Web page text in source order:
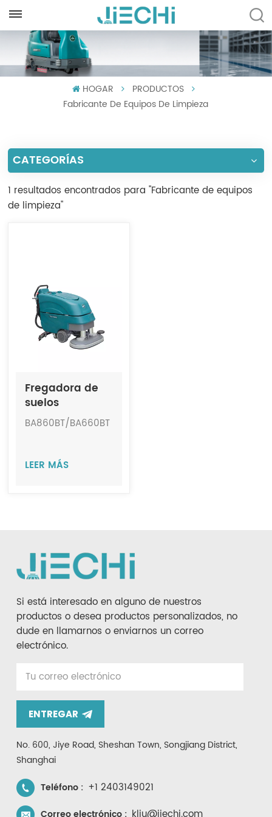
English
Español
Português
العربية
Indonesia
HOGAR
PRODUCTOS
Fabricante De Equipos De Limpieza
CATEGORÍAS
1 resultados encontrados para "Fabricante de equipos
de limpieza"
Fregadora de
suelos
inalámbrica
totalmente
gran tamaño
BA860BT/BA660BT
LEER MÁS
Si está interesado en alguno de nuestros
productos o desea productos personalizados, no
dude en llamarnos o enviarnos un correo
electrónico.
ENTREGAR
No. 600, Jiye Road, Sheshan Town, Songjiang District,
Shanghai
Teléfono : +1 2403149021
Correo electrónico :